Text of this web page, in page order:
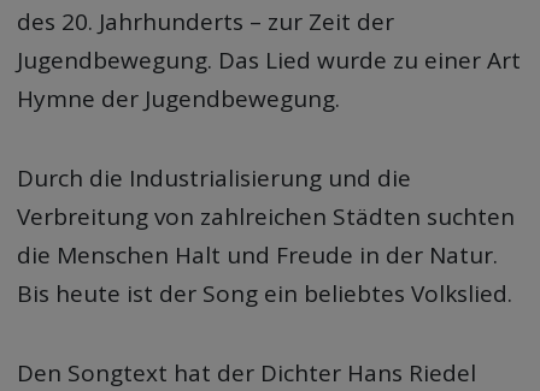
des 20. Jahrhunderts – zur Zeit der
Jugendbewegung. Das Lied wurde zu einer Art
Hymne der Jugendbewegung.
Durch die Industrialisierung und die
Verbreitung von zahlreichen Städten suchten
die Menschen Halt und Freude in der Natur.
Bis heute ist der Song ein beliebtes Volkslied.
Den Songtext hat der Dichter Hans Riedel